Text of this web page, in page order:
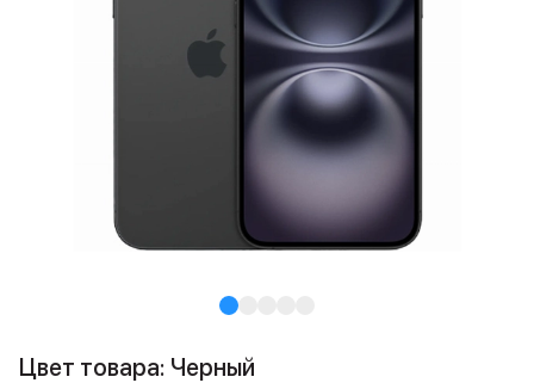
Цвет товара: Черный